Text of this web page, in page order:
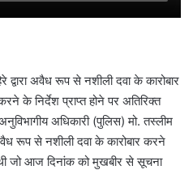
अवैध रूप से नशीली दवा के कारोबार
के निर्देश प्राप्त होने पर अतिरिक्त
अधिकारी (पुलिस) मो. तस्लीम
रूप से नशीली दवा के कारोबार करने
जो आज दिनांक को मुखबीर से सूचना